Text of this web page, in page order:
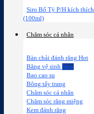
Siro Bổ Tỳ P/H kích
(100ml)
Chăm sóc cá nhân
Bàn chải đánh răng
Băng vệ sinh
Bao cao su
Bông tẩy trang
Chăm sóc cá nhân
Chăm sóc răng miệng
Kem đánh răng